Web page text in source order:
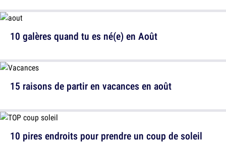
15 raisons de partir en vacances en août
10 galères quand tu es né(e) en Août
10 pires endroits pour prendre un coup de soleil